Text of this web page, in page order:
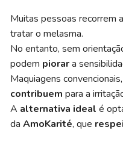
Muitas pessoas recorrem
tratar o melasma.
No entanto, sem
podem piorara
Maquiagens
contribuempara a
A alternativa idealé
daAmoKarité, que